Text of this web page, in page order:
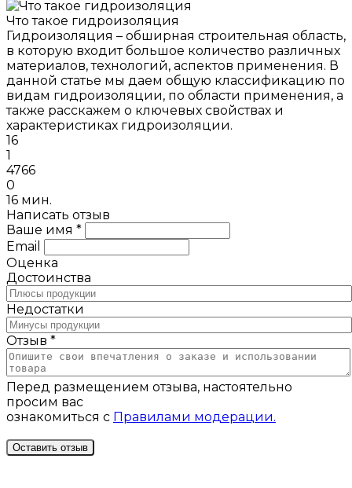
Что такое гидроизоляция
Гидроизоляция – обширная строительная область,
в которую входит большое количество различных
материалов, технологий, аспектов применения. В
данной статье мы даем общую классификацию по
видам гидроизоляции, по области применения, а
также расскажем о ключевых свойствах и
характеристиках гидроизоляции.
16
1
4766
0
16 мин.
Написать отзыв
Ваше имя *
Email
Оценка
Достоинства
Недостатки
Отзыв *
Перед размещением отзыва, настоятельно
просим вас
ознакомиться с Правилами модерации.